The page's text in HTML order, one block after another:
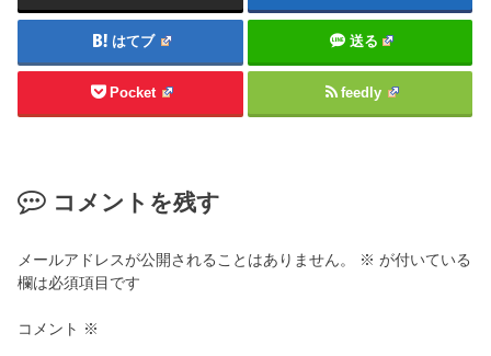
はてブ 送る
Pocket feedly
コメントを残す
メールアドレスが公開されることはありません。 ※ が付いている
欄は必須項目です
コメント ※